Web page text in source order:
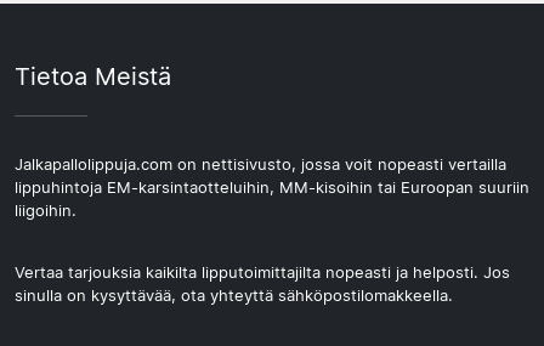
Tietoa Meistä
Jalkapallolippuja.com on nettisivusto, jossa voit nopeasti vertailla
lippuhintoja EM-karsintaotteluihin, MM-kisoihin tai Euroopan suuriin
liigoihin.
Vertaa tarjouksia kaikilta lipputoimittajilta nopeasti ja helposti. Jos
sinulla on kysyttävää, ota yhteyttä sähköpostilomakkeella.